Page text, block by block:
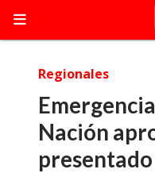
Nación
Regionales